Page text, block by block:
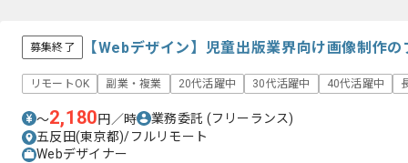
募集終了 【Webデザイン】児童出版業界向け画像制作
リモートOK 副業・複業 20代活躍中 30代活躍中 40代活躍中
〜2,180円／時 業務委託 (フリーランス)
五反田(東京都)/フルリモート
Webデザイナー